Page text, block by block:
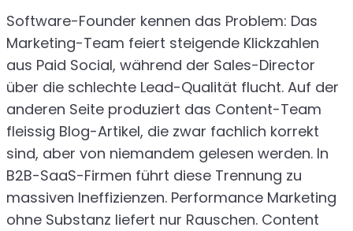
Software-Founder kennen das Problem: Das
Marketing-Team feiert steigende Klickzahlen
aus Paid Social, während der Sales-Director
über die schlechte Lead-Qualität flucht. Auf der
anderen Seite produziert das Content-Team
fleissig Blog-Artikel, die zwar fachlich korrekt
sind, aber von niemandem gelesen werden. In
B2B-SaaS-Firmen führt diese Trennung zu
massiven Ineffizienzen. Performance Marketing
ohne Substanz liefert nur Rauschen. Content